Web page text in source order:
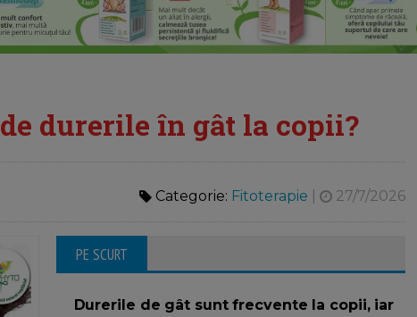
durerile în gât la copii?
Categorie: Fitoterapie 27/7/2026
PE SCURT
Durerile de gât sunt frecvente la copii, iar